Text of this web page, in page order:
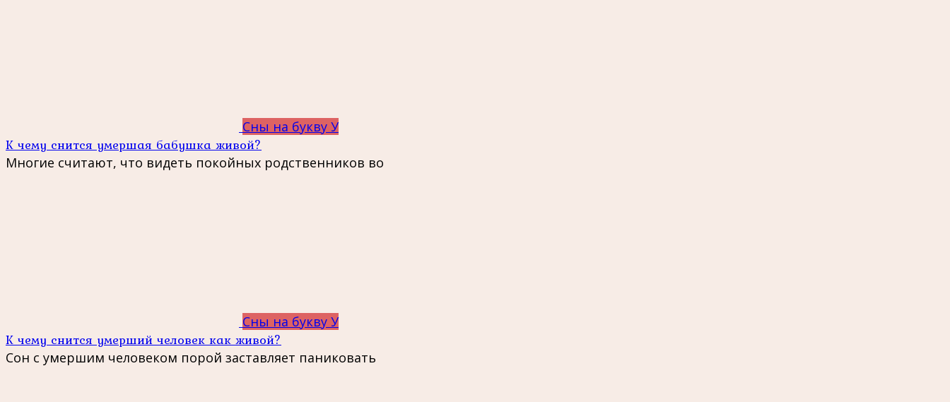
Сны на букву У
К чему снится умершая бабушка живой?
Многие считают, что видеть покойных родственников во
Сны на букву У
К чему снится умерший человек как живой?
Сон с умершим человеком порой заставляет паниковать